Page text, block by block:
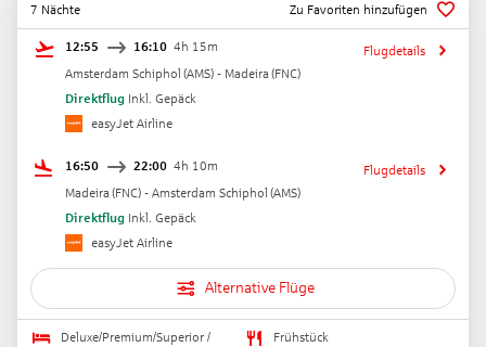
7 Nächte
Zu Favoriten hinzufügen
12:55 16:10 4h 15m
Amsterdam Schiphol (AMS) - Madeira (FNC)
Direktflug Inkl. Gepäck
easyJet Airline
Flugdetails
16:50 22:00 4h 10m
Madeira (FNC) - Amsterdam Schiphol (AMS)
Direktflug Inkl. Gepäck
easyJet Airline
Flugdetails
Alternative Flüge
Deluxe/Premium/Superior /
Frühstück